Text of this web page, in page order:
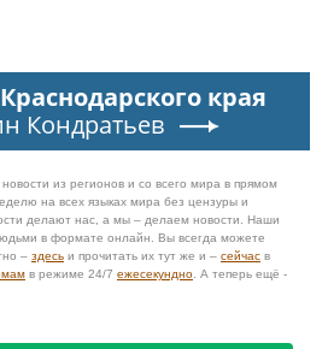
края
Кондратьев
из регионов и со всего мира в прямом
на всех языках мира без цензуры и
делают нас, а мы – делаем новости. Наши
в формате онлайн. Вы всегда можете
– здесь и прочитать их тут же и – сейчас в
в режиме 24/7 ежесекундно . А теперь ещё -